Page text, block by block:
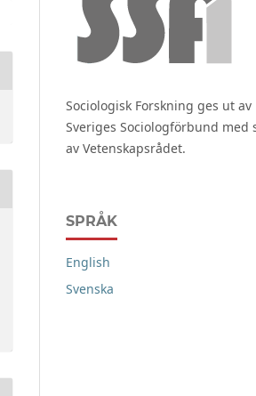
Sociologisk Forskning ges ut av
Sveriges Sociologförbund med
av Vetenskapsrådet.
SPRÅK
English
Svenska